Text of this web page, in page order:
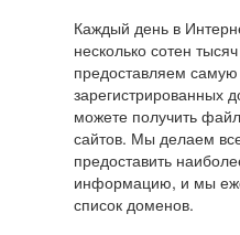
Каждый день в
несколько сотен
предоставляем
зарегистрированных
можете получить
сайтов. Мы делаем
предоставить
информацию, и мы
список доменов.